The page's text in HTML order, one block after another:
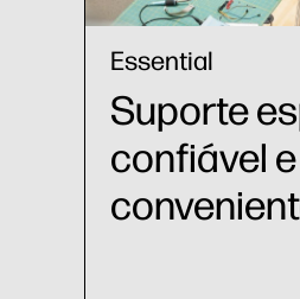
Essential
Suporte
confiável